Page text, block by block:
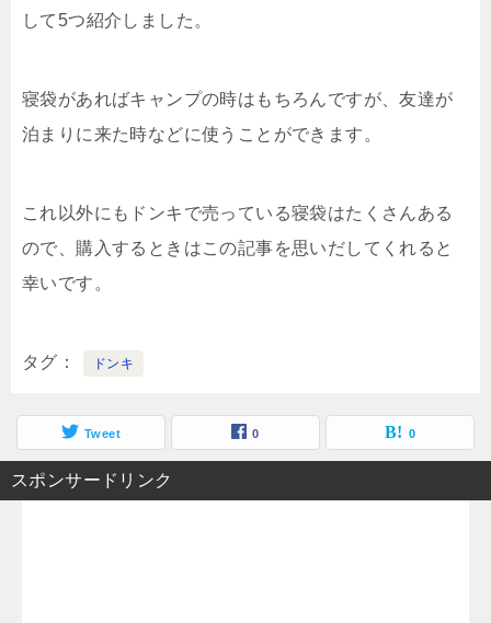
して5つ紹介しました。
寝袋があればキャンプの時はもちろんですが、友達が
泊まりに来た時などに使うことができます。
これ以外にもドンキで売っている寝袋はたくさんある
ので、購入するときはこの記事を思いだしてくれると
幸いです。
タグ ドンキ
Tweet 0 0
スポンサードリンク